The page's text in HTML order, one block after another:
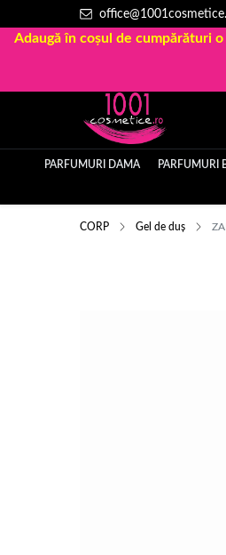
Adaugă în coșul de cumpărături
PARFUMURI DAMA PARFUMURI
CORP Gel de duș